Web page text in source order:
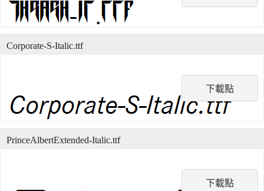
下載點
Corporate-S-Italic.ttf
下載點
PrinceAlbertExtended-Italic.ttf